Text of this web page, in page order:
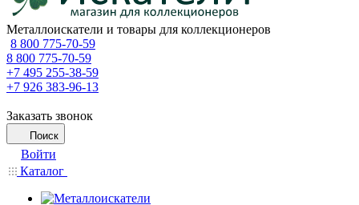
Металлоискатели и товары для коллекционеров
8 800 775-70-59
8 800 775-70-59
+7 495 255-38-59
+7 926 383-96-13
Заказать звонок
Поиск
Войти
Каталог